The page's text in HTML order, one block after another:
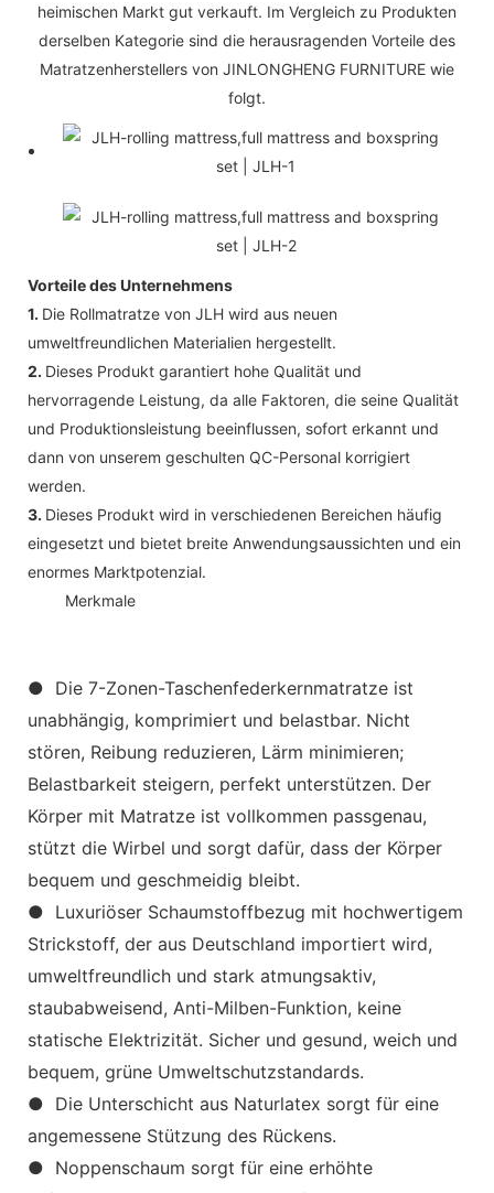
heimischen Markt gut verkauft. Im Vergleich zu Produkten
derselben Kategorie sind die herausragenden Vorteile des
Matratzenherstellers von JINLONGHENG FURNITURE wie
folgt.
Vorteile des Unternehmens
1. Die Rollmatratze von JLH wird aus neuen
umweltfreundlichen Materialien hergestellt.
2. Dieses Produkt garantiert hohe Qualität und
hervorragende Leistung, da alle Faktoren, die seine Qualität
und Produktionsleistung beeinflussen, sofort erkannt und
dann von unserem geschulten QC-Personal korrigiert
werden.
3. Dieses Produkt wird in verschiedenen Bereichen häufig
eingesetzt und bietet breite Anwendungsaussichten und ein
enormes Marktpotenzial.
Merkmale
● Die 7-Zonen-Taschenfederkernmatratze ist
unabhängig, komprimiert und belastbar. Nicht
stören, Reibung reduzieren, Lärm minimieren;
Belastbarkeit steigern, perfekt unterstützen. Der
Körper mit Matratze ist vollkommen passgenau,
stützt die Wirbel und sorgt dafür, dass der Körper
bequem und geschmeidig bleibt.
● Luxuriöser Schaumstoffbezug mit hochwertigem
Strickstoff, der aus Deutschland importiert wird,
umweltfreundlich und stark atmungsaktiv,
staubabweisend, Anti-Milben-Funktion, keine
statische Elektrizität. Sicher und gesund, weich und
bequem, grüne Umweltschutzstandards.
● Die Unterschicht aus Naturlatex sorgt für eine
angemessene Stützung des Rückens.
● Noppenschaum sorgt für eine erhöhte